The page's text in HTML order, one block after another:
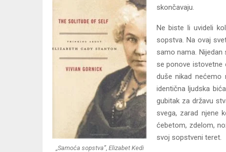
,,Samoća sopstva”, Elizabet Kedi
skončavaju.
Ne biste li uvideli
sopstva. Na ovaj
samo nama.
se ponove istovetne
duše nikad nećemo
identična ljudska
gubitak za državu
svega, zarad njene
ćebetom, zdelom,
svoj sopstveni teret.